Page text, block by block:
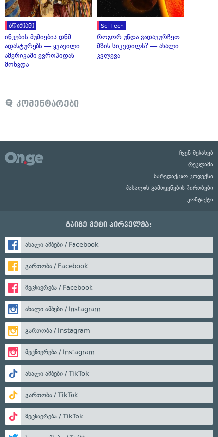
ადამიანი
ინკების მუმიების დნმ
ადასტურებს — ყვავილი
ამერიკაში ევროპიდან
მოხვდა
Sci-Tech
როგორ უნდა გადავურჩეთ
მზის სიკვდილს? — ახალი
კვლევა
კომენტარები
ჩვენ შესახებ
რეკლამა
სარედაქციო კოდექსი
მასალის გამოყენების პირობები
კონტაქტი
გაიგე მეტი პირველმა:
ახალი ამბები / Facebook
გართობა / Facebook
მეცნიერება / Facebook
ახალი ამბები / Instagram
გართობა / Instagram
მეცნიერება / Instagram
ახალი ამბები / TikTok
გართობა / TikTok
მეცნიერება / TikTok